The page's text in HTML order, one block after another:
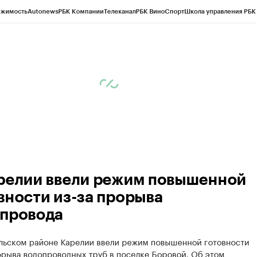
AutonewsРБК КомпанииТелеканалРБК ВиноСпортШкола управления РБК
ввели режим повышенной
из-за прорыва
районе Карелии ввели режим повышенной готовности
водопроводных труб в поселке Боровой. Об этом